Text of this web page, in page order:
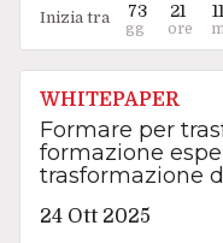
Inizia tra 73 21 11
WHITEPAPER
Formare per
formazione
trasformazione
24 Ott 2025